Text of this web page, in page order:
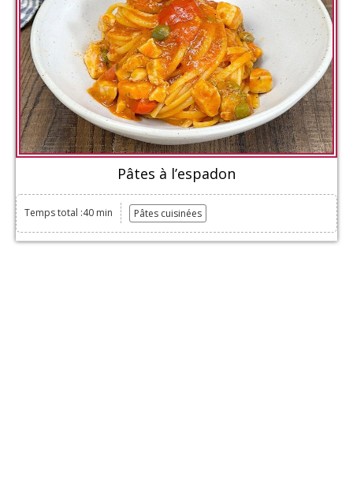
Pâtes à l’espadon
Temps total :40 min Pâtes cuisinées